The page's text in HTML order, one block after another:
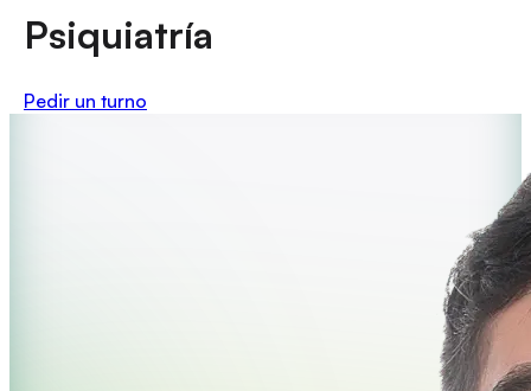
Psiquiatría
Pedir un turno